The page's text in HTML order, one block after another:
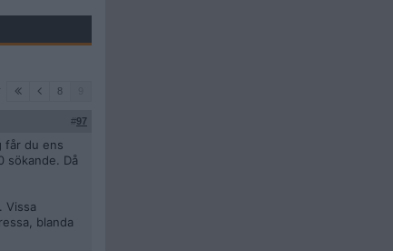
8
#97
får du ens
sökande. Då
Vissa
blanda